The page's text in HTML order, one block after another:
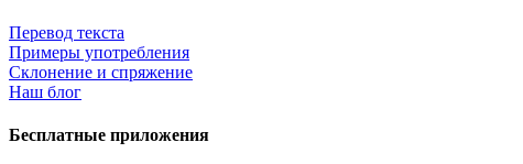
Перевод текста
Примеры употребления
Склонение и спряжение
Наш блог
Бесплатные приложения